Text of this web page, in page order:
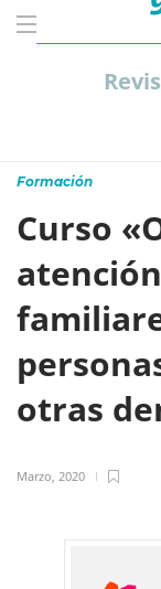
Formación
Curso
otras
Marzo, 2020